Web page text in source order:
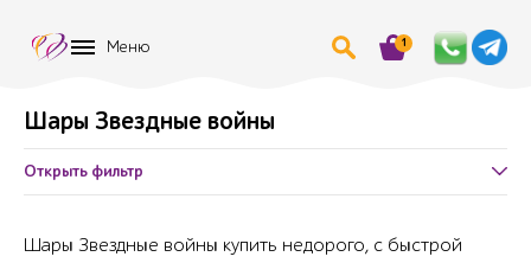
Меню 1
Шары Звездные войны
Открыть фильтр
Шары Звездные войны купить недорого, с быстрой